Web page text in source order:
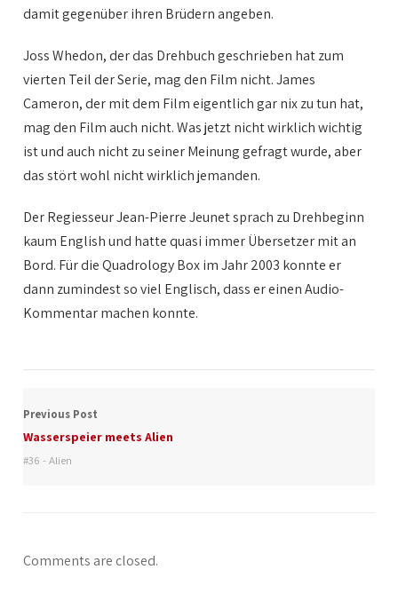
damit gegenüber ihren Brüdern angeben.
Joss Whedon, der das Drehbuch geschrieben hat zum
vierten Teil der Serie, mag den Film nicht. James
Cameron, der mit dem Film eigentlich gar nix zu tun hat,
mag den Film auch nicht. Was jetzt nicht wirklich wichtig
ist und auch nicht zu seiner Meinung gefragt wurde, aber
das stört wohl nicht wirklich jemanden.
Der Regiesseur Jean-Pierre Jeunet sprach zu Drehbeginn
kaum English und hatte quasi immer Übersetzer mit an
Bord. Für die Quadrology Box im Jahr 2003 konnte er
dann zumindest so viel Englisch, dass er einen Audio-
Kommentar machen konnte.
Previous Post
Wasserspeier meets Alien
#36 - Alien
Comments are closed.